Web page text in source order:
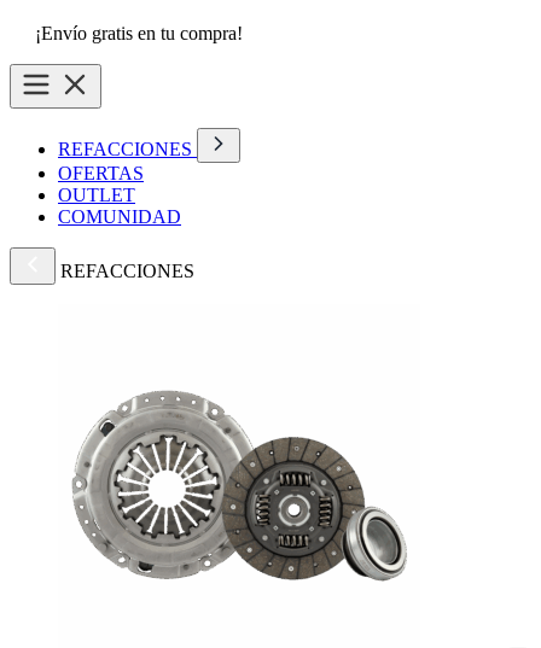
¡Envío gratis en tu compra!
REFACCIONES
OFERTAS
OUTLET
COMUNIDAD
REFACCIONES